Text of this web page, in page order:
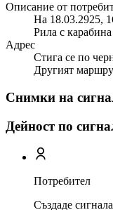
Описание от
На 18.03.2925,
Рила с
Адрес
Стига се по
Другият
Снимки на
Дейност по
Потребител
Създаде